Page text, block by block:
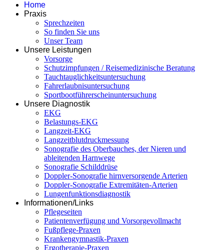
Home
Praxis
Sprechzeiten
So finden Sie uns
Unser Team
Unsere Leistungen
Vorsorge
Schutzimpfungen / Reisemedizinische Beratung
Tauchtauglichkeitsuntersuchung
Fahrerlaubnisuntersuchung
Sportbootführerscheinuntersuchung
Unsere Diagnostik
EKG
Belastungs-EKG
Langzeit-EKG
Langzeitblutdruckmessung
Sonografie des Oberbauches, der Nieren und
ableitenden Harnwege
Sonografie Schilddrüse
Doppler-Sonografie hirnversorgende Arterien
Doppler-Sonografie Extremitäten-Arterien
Lungenfunktionsdiagnostik
Informationen/Links
Pflegeseiten
Patientenverfügung und Vorsorgevollmacht
Fußpflege-Praxen
Krankengymnastik-Praxen
Ergotherapie-Praxen